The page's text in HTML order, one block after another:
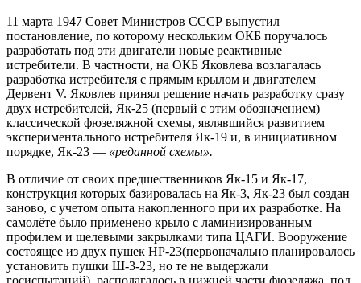
11 марта 1947 Совет Министров СССР выпустил
постановление, по которому нескольким ОКБ поручалось
разработать под эти двигатели новые реактивные
истребители. В частности, на ОКБ Яковлева возлагалась
разработка истребителя с прямым крылом и двигателем
Дервент V. Яковлев принял решение начать разработку сразу
двух истребителей, Як-25 (первый с этим обозначением)
классической фюзеляжной схемы, являвшийся развитием
экспериментального истребителя Як-19 и, в инициативном
порядке, Як-23 — «реданной схемы».
В отличие от своих предшественников Як-15 и Як-17,
конструкция которых базировалась на Як-3, Як-23 был создан
заново, с учетом опыта накопленного при их разработке. На
самолёте было применено крыло с ламинизированным
профилем и щелевыми закрылками типа ЦАГИ. Вооружение
состоящее из двух пушек НР-23(первоначально планировалось
установить пушки Ш-3-23, но те не выдержали